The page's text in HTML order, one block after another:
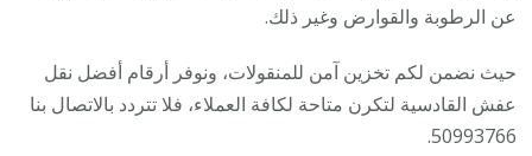
عن الرطوبة والقوارض وغير ذلك.
حيث نضمن لكم تخزين آمن للمنقولات، ونوفر أرقام أفضل نقل
عفش القادسية لتكرن متاحة لكافة العملاء، فلا تتردد بالاتصال بنا
50993766.